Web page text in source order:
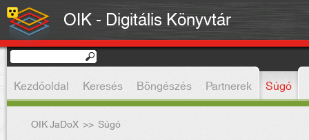
OIK - Digitális Könyvtár
Kezdőoldal Keresés Böngészés Partnerek Súgó
OIK JaDoX >> Súgó